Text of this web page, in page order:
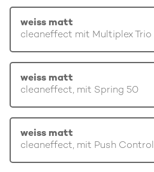
weiss matt
cleaneffect mit Multiplex Trio
weiss matt
cleaneffect, mit Spring 50
weiss matt
cleaneffect, mit Push Control